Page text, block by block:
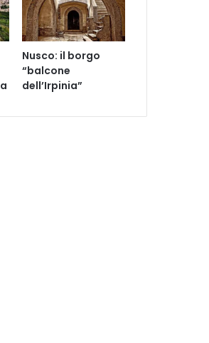
Nusco: il borgo
“balcone
dell’Irpinia”